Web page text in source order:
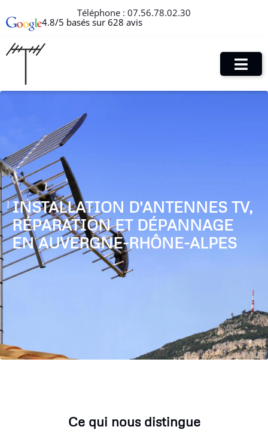
Téléphone : 07.56.78.02.30
4.8/5 basés sur 628 avis
INSTALLATION D'ANTENNES TV,
RÉPARATION ET DÉPANNAGE
EN AUVERGNE-RHÔNE-ALPES
Ce qui nous distingue